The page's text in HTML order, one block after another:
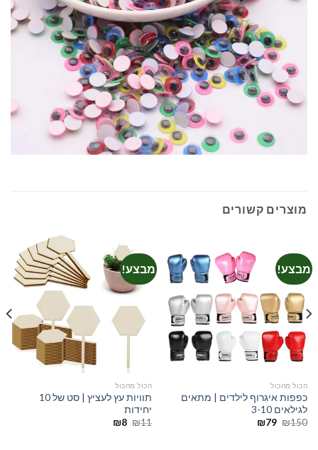
מוצרים קשורים
מבצע!
הכול מהכול
כפפות איגרוף לילדים | מתאים
לגילאים 3-10
₪150
המחיר
₪79
המחיר
מבצע!
הכול מהכול
תוויות עץ לעציץ | סט של 10
יחידות
₪11
המחיר
₪8
המחיר